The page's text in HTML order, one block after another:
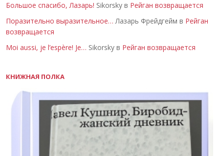
Большое спасибо, Лазарь! Sikorsky в Рейган возвращается
Поразительно выразительное… Лазарь Фрейдгейм в Рейган
возвращается
Moi aussi, je l’espère! Je… Sikorsky в Рейган возвращается
КНИЖНАЯ ПОЛКА